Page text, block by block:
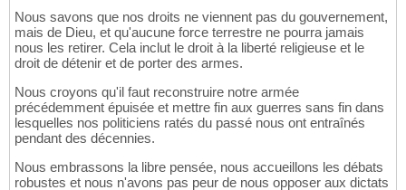
Nous savons que nos droits ne viennent pas du gouvernement,
mais de Dieu, et qu'aucune force terrestre ne pourra jamais
nous les retirer. Cela inclut le droit à la liberté religieuse et le
droit de détenir et de porter des armes.
Nous croyons qu'il faut reconstruire notre armée
précédemment épuisée et mettre fin aux guerres sans fin dans
lesquelles nos politiciens ratés du passé nous ont entraînés
pendant des décennies.
Nous embrassons la libre pensée, nous accueillons les débats
robustes et nous n'avons pas peur de nous opposer aux dictats